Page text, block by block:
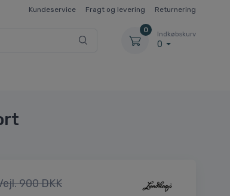
Kundeservice Fragt og levering Returnering
0
Indkøbskurv
0
900 DKK